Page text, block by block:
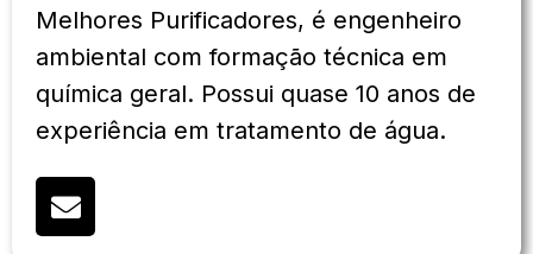
Melhores Purificadores, é engenheiro
ambiental com formação técnica em
química geral. Possui quase 10 anos de
experiência em tratamento de água.